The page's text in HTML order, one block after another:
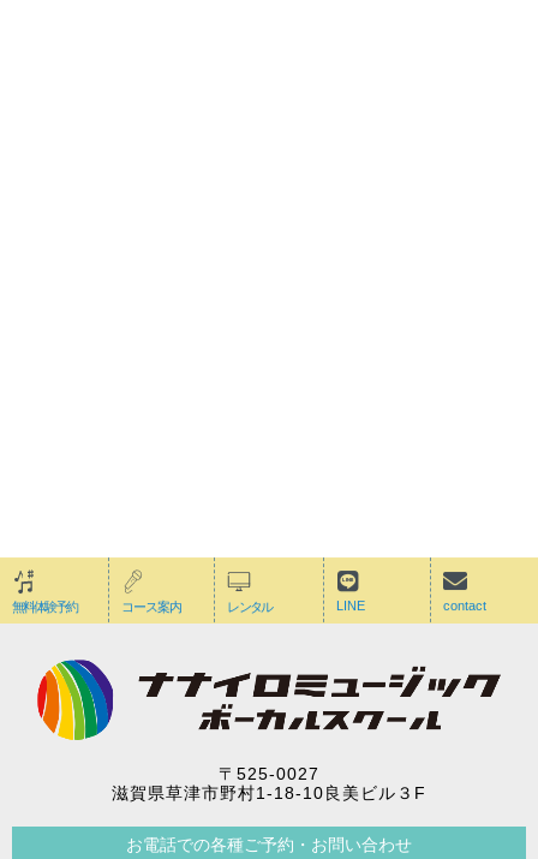
無料体験予約 コース案内 レンタル LINE contact
〒525-0027
滋賀県草津市野村1-18-10良美ビル３F
お電話での各種ご予約・お問い合わせ